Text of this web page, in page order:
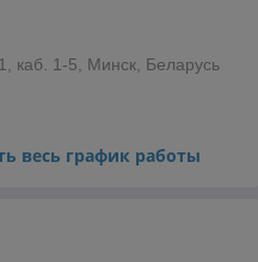
каб. 1-5, Минск, Беларусь
весь график работы